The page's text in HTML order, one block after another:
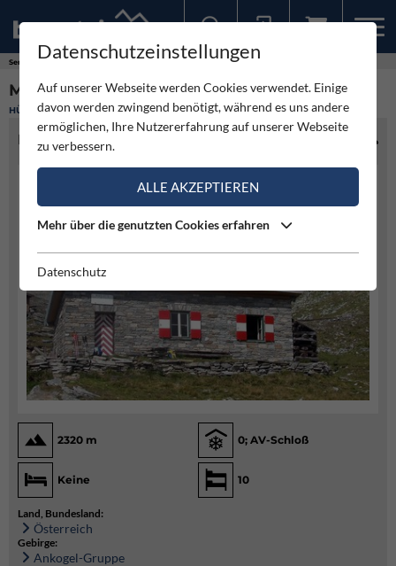
Service
MOOSHÜTTE (OBERE)
HÜTTE
HÜTTENINFO
2320 m 0; AV-Schloß
Keine 10
Land, Bundesland:
Österreich
Gebirge:
Ankogel-Gruppe
Datenschutzeinstellungen
Auf unserer Webseite werden Cookies verwendet. Einige
davon werden zwingend benötigt, während es uns andere
ermöglichen, Ihre Nutzererfahrung auf unserer Webseite
zu verbessern.
ALLE AKZEPTIEREN
Mehr über die genutzten Cookies erfahren
Datenschutz